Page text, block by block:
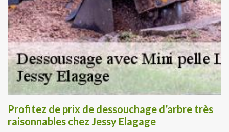
Profitez de prix de dessouchage d’arbre très
raisonnables chez Jessy Elagage